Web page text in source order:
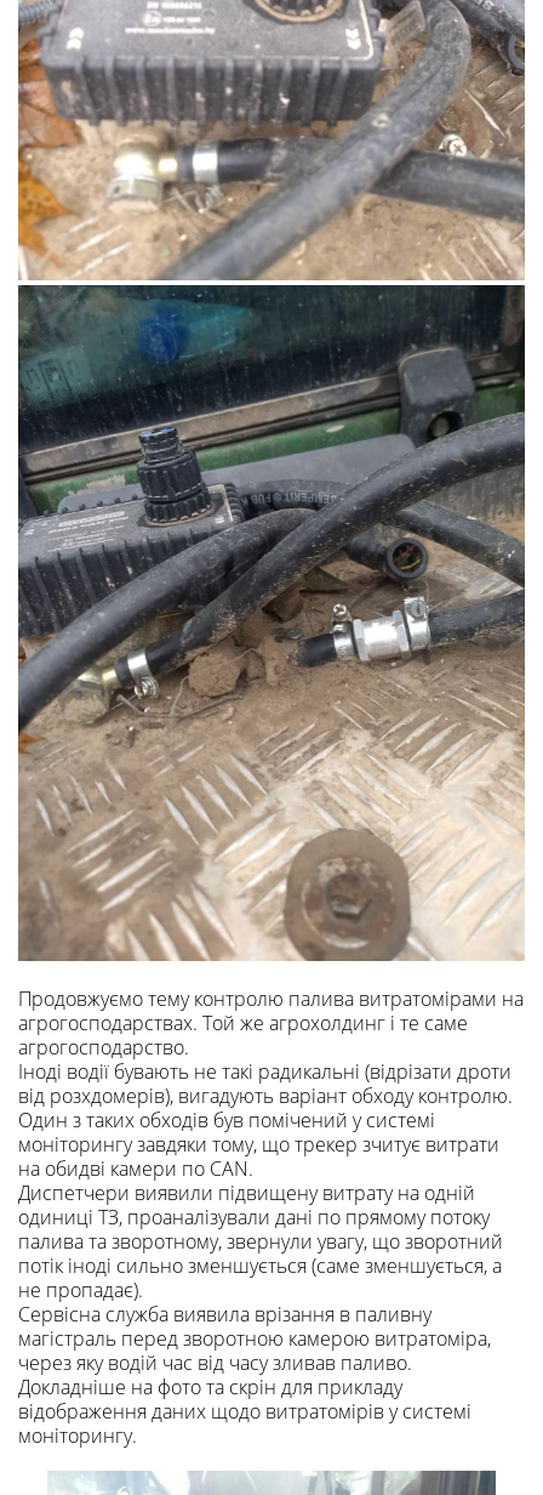
Продовжуємо тему контролю палива витратомірами на
агрогосподарствах. Той же агрохолдинг і те саме
агрогосподарство.
Іноді водії бувають не такі радикальні (відрізати дроти
від розхдомерів), вигадують варіант обходу контролю.
Один з таких обходів був помічений у системі
моніторингу завдяки тому, що трекер зчитує витрати
на обидві камери по CAN.
Диспетчери виявили підвищену витрату на одній
одиниці ТЗ, проаналізували дані по прямому потоку
палива та зворотному, звернули увагу, що зворотний
потік іноді сильно зменшується (саме зменшується, а
не пропадає).
Сервісна служба виявила врізання в паливну
магістраль перед зворотною камерою витратоміра,
через яку водій час від часу зливав паливо.
Докладніше на фото та скрін для прикладу
відображення даних щодо витратомірів у системі
моніторингу.